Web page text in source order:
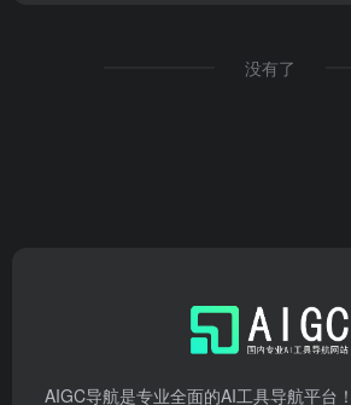
没有了
AIGC导航是专业全面的AI工具导航平台